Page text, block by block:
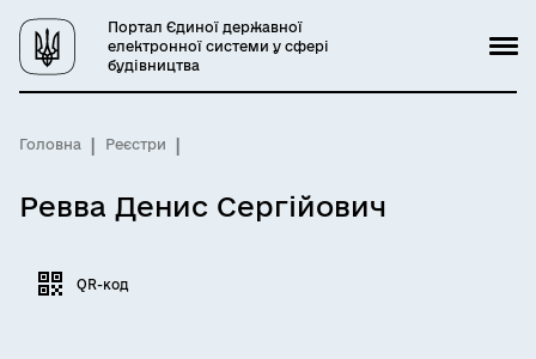
Портал Єдиної державної
електронної системи у сфері
будівництва
Головна Реєстри
Ревва Денис Сергійович
QR-код